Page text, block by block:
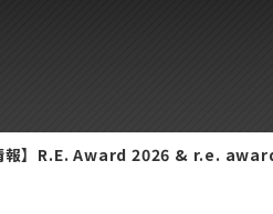
報】R.E. Award 2026 & r.e.